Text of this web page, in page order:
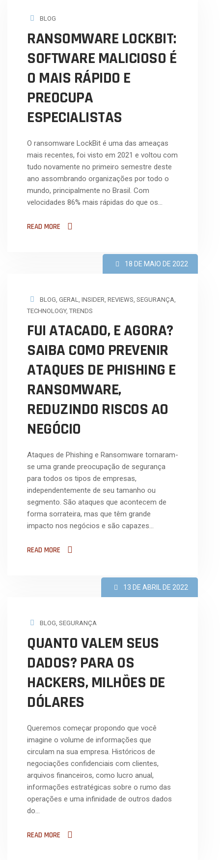
BLOG
RANSOMWARE LOCKBIT:
SOFTWARE MALICIOSO É
O MAIS RÁPIDO E
PREOCUPA
ESPECIALISTAS
O ransomware LockBit é uma das ameaças
mais recentes, foi visto em 2021 e voltou com
tudo novamente no primeiro semestre deste
ano assombrando organizações por todo o
mundo, principalmente no Brasil. Com
velocidades 86% mais rápidas do que os…
READ MORE
18 DE MAIO DE 2022
BLOG, GERAL, INSIDER, REVIEWS, SEGURANÇA,
TECHNOLOGY, TRENDS
FUI ATACADO, E AGORA?
SAIBA COMO PREVENIR
ATAQUES DE PHISHING E
RANSOMWARE,
REDUZINDO RISCOS AO
NEGÓCIO
Ataques de Phishing e Ransomware tornaram-
se uma grande preocupação de segurança
para todos os tipos de empresas,
independentemente de seu tamanho ou
segmento. São ataques que acontecem de
forma sorrateira, mas que têm grande
impacto nos negócios e são capazes…
READ MORE
13 DE ABRIL DE 2022
BLOG, SEGURANÇA
QUANTO VALEM SEUS
DADOS? PARA OS
HACKERS, MILHÕES DE
DÓLARES
Queremos começar propondo que você
imagine o volume de informações que
circulam na sua empresa. Históricos de
negociações confidenciais com clientes,
arquivos financeiros, como lucro anual,
informações estratégicas sobre o rumo das
operações e uma infinidade de outros dados
do…
READ MORE